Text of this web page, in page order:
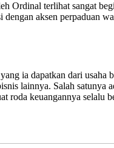
Ordinal terlihat sangat
aksen perpaduan
ia dapatkan dari usaha
lainnya. Salah satunya
roda keuangannya selalu